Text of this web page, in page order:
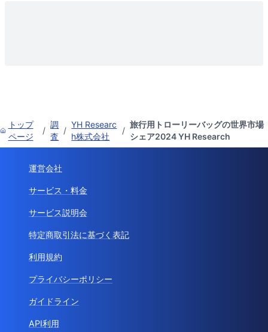
トップ
ページ
/
調
査
/
YH Researc
h株式会社
/
旅行用トローリーバッグの世界市場
シェア2024 YH Research
運営会社
サービス・料金
サービス説明会
特定商取引法に基づく表記
利用規約
プライバシーポリシー
ガイドライン
API利用